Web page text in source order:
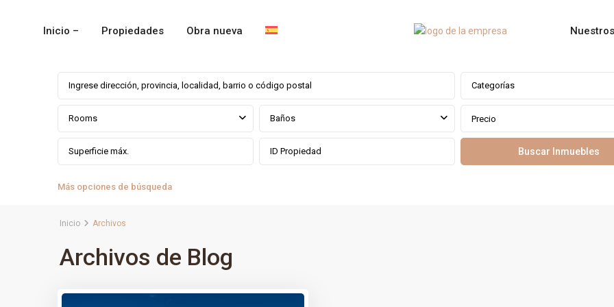
Inicio – Propiedades Obra nueva
Categorías
Rooms Baños Precio
Más opciones de búsqueda
Inicio Archivos
Archivos de Blog